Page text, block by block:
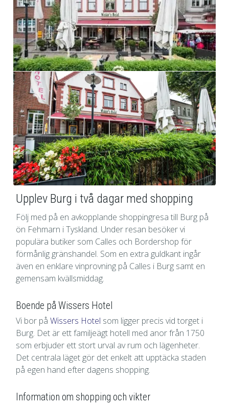
Upplev Burg i två dagar med shopping
Följ med på en avkopplande shoppingresa till Burg på
ön Fehmarn i Tyskland. Under resan besöker vi
populära butiker som Calles och Bordershop för
förmånlig gränshandel. Som en extra guldkant ingår
även en enklare vinprovning på Calles i Burg samt en
gemensam kvällsmiddag.
Boende på Wissers Hotel
Vi bor på Wissers Hotel som ligger precis vid torget i
Burg. Det är ett familjeägt hotell med anor från 1750
som erbjuder ett stort urval av rum och lägenheter.
Det centrala läget gör det enkelt att upptäcka staden
på egen hand efter dagens shopping.
Information om shopping och vikter